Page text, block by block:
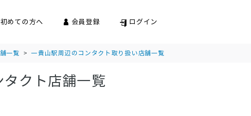
初めての方へ 会員登録 ログイン
一覧 >一貴山駅周辺のコンタクト取り扱い店舗一覧
クト店舗一覧